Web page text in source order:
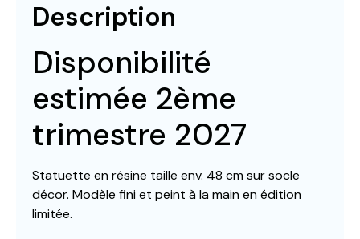
Description
Disponibilité
estimée 2ème
trimestre 2027
Statuette en résine taille env. 48 cm sur socle
décor. Modèle fini et peint à la main en édition
limitée.